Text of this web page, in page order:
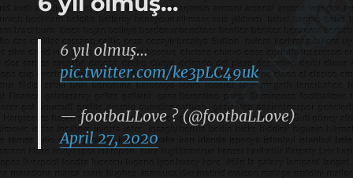
6 yıl olmuş…
pic.twitter.com/ke3pLC49uk
— footbaLLove ? (@footbaLLove)
April 27, 2020